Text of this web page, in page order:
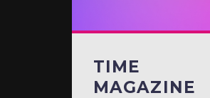
TIME
MAGAZINE